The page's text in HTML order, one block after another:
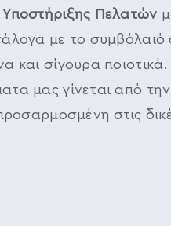
Πελατών
με το συμβόλαιό
και σίγουρα
μας γίνεται από
στις